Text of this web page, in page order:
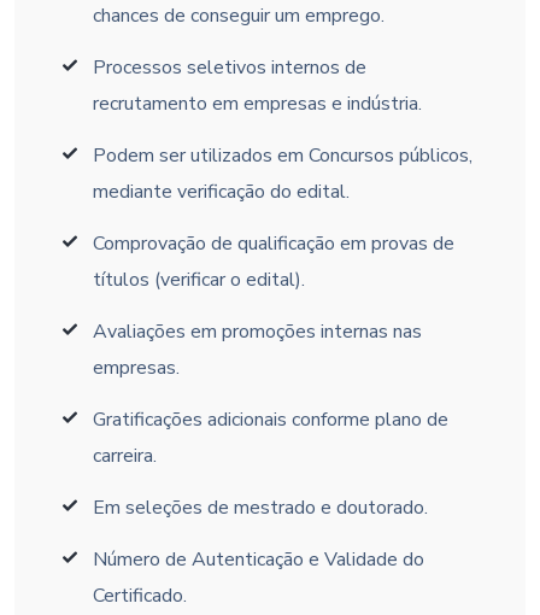
chances de conseguir um emprego.
Processos seletivos internos de
recrutamento em empresas e indústria.
Podem ser utilizados em Concursos públicos,
mediante verificação do edital.
Comprovação de qualificação em provas de
títulos (verificar o edital).
Avaliações em promoções internas nas
empresas.
Gratificações adicionais conforme plano de
carreira.
Em seleções de mestrado e doutorado.
Número de Autenticação e Validade do
Certificado.